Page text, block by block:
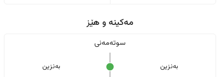
مەکینە و هێز
سوتەمەنی
بەنزین بەنزین